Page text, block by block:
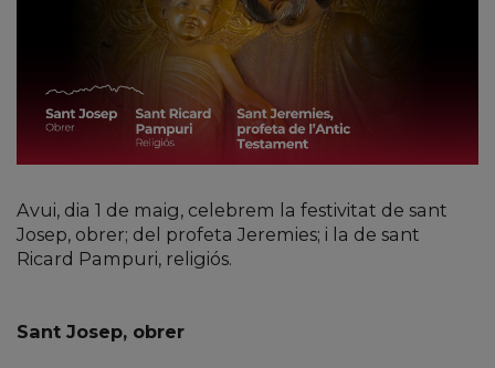
Avui, dia 1 de maig, celebrem la festivitat de sant
Josep, obrer; del profeta Jeremies; i la de sant
Ricard Pampuri, religiós.
Sant Josep, obrer